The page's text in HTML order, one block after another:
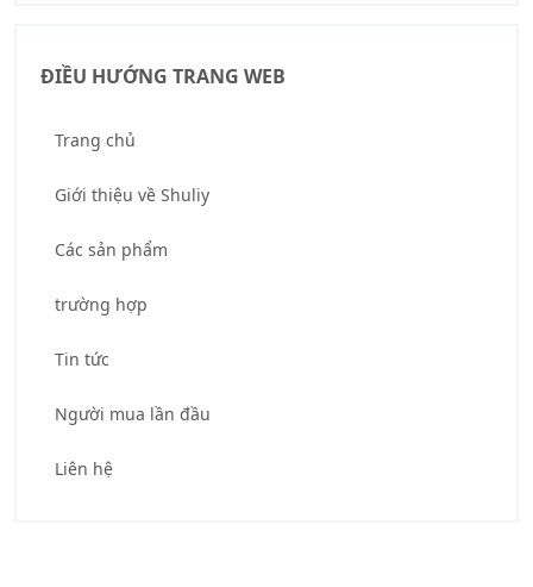
ĐIỀU HƯỚNG TRANG WEB
Trang chủ
Giới thiệu về Shuliy
Các sản phẩm
trường hợp
Tin tức
Người mua lần đầu
Liên hệ